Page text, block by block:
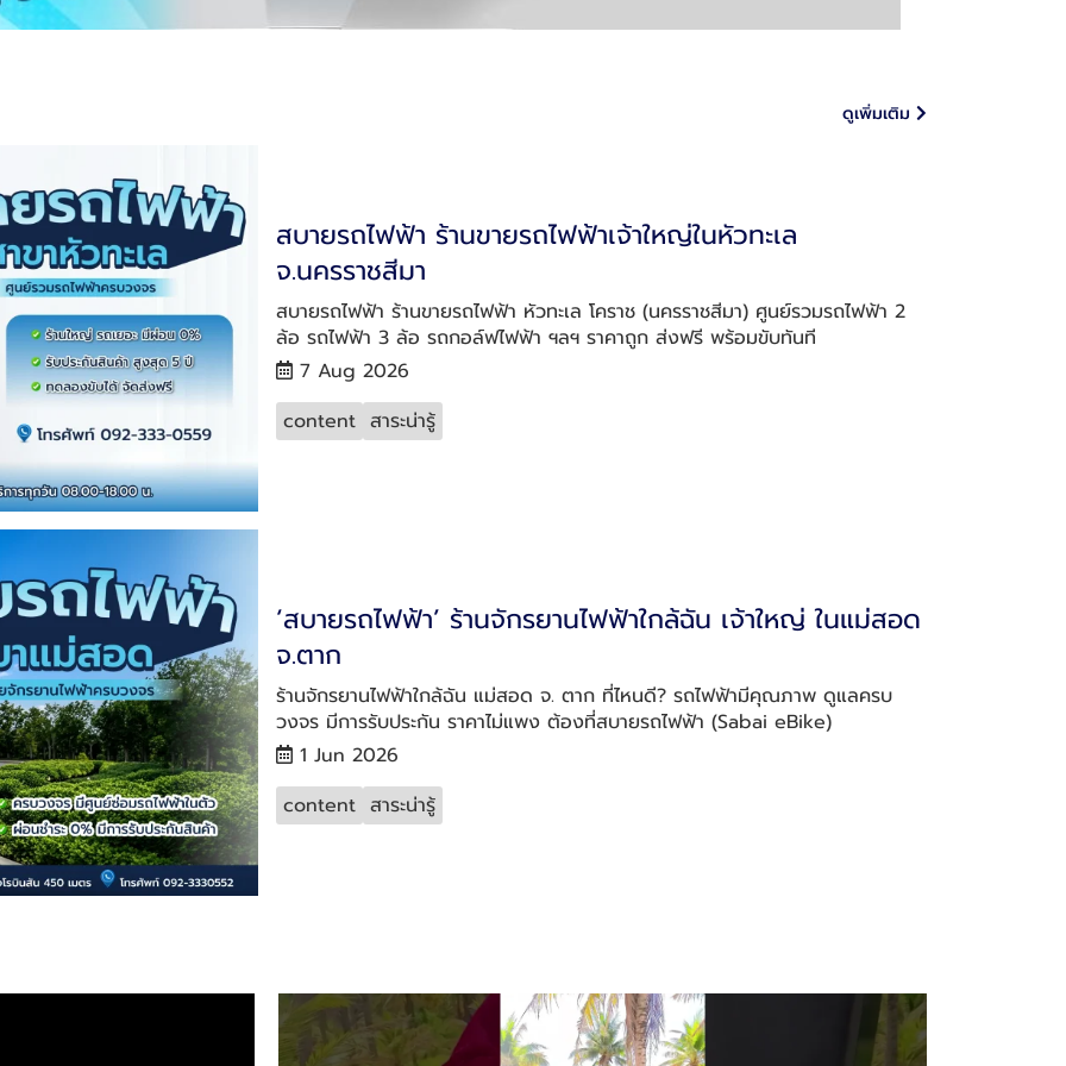
ดูเพิ่มเติม
สบายรถไฟฟ้า ร้านขายรถไฟฟ้าเจ้าใหญ่ในหัวทะเล
จ.นครราชสีมา
สบายรถไฟฟ้า ร้านขายรถไฟฟ้า หัวทะเล โคราช (นครราชสีมา) ศูนย์รวมรถไฟฟ้า 2
ล้อ รถไฟฟ้า 3 ล้อ รถกอล์ฟไฟฟ้า ฯลฯ ราคาถูก ส่งฟรี พร้อมขับทันที
7 Aug 2026
content สาระน่ารู้
‘สบายรถไฟฟ้า’ ร้านจักรยานไฟฟ้าใกล้ฉัน เจ้าใหญ่ ในแม่สอด
จ.ตาก
ร้านจักรยานไฟฟ้าใกล้ฉัน แม่สอด จ. ตาก ที่ไหนดี? รถไฟฟ้ามีคุณภาพ ดูแลครบ
วงจร มีการรับประกัน ราคาไม่แพง ต้องที่สบายรถไฟฟ้า (Sabai eBike)
1 Jun 2026
content สาระน่ารู้